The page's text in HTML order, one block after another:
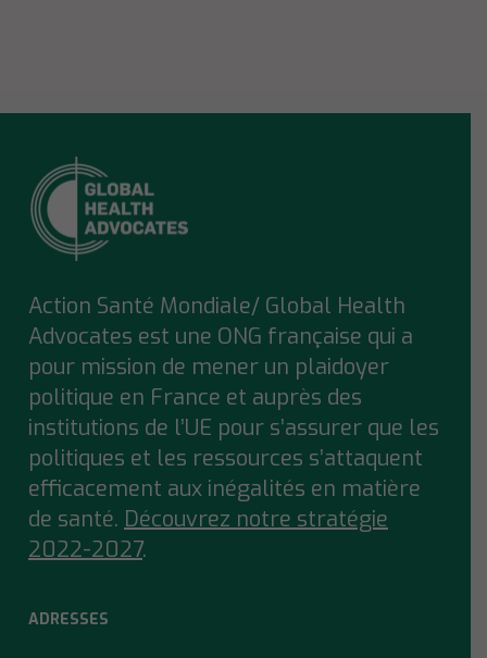
Action Santé Mondiale/ Global Health
Advocates est une ONG française qui a
pour mission de mener un plaidoyer
politique en France et auprès des
institutions de l’UE pour s’assurer que les
politiques et les ressources s’attaquent
efficacement aux inégalités en matière
de santé. Découvrez notre stratégie
2022-2027.
ADRESSES